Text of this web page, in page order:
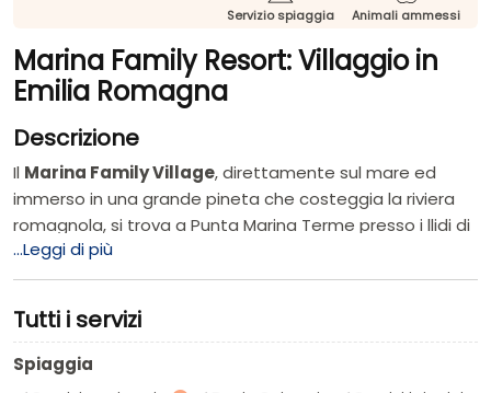
Servizio spiaggia Animali ammessi
Marina Family Resort: Villaggio in
Emilia Romagna
Descrizione
Il Marina Family Village, direttamente sul mare ed
immerso in una grande pineta che costeggia la riviera
romagnola, si trova a Punta Marina Terme presso i llidi di
Ravenna. Il villaggio ospita diverse tipologie di moderne
case mobili, tutte con accesso indipendente, veranda
trattamento di
di usufruire della formula di mezza pensione o pensione
completa presso i suoi ristoranti in pineta ed anche al
...Leggi di più
Tutti i servizi
Spiaggia